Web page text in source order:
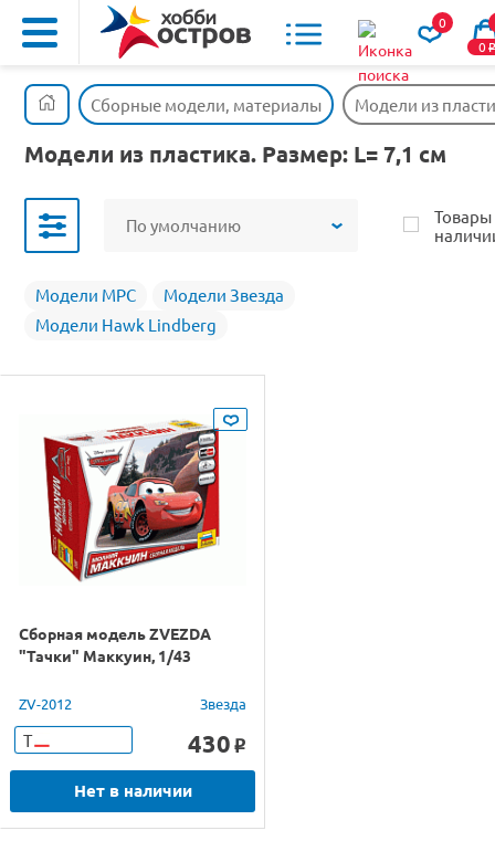
0
0o
Сборные модели, материалы Модели из
Модели из пластика. Размер: L= 7,1 см
По умолчанию
Товары
Модели MPC
Модели Звезда
Модели Hawk Lindberg
Сборная модель ZVEZDA
"Тачки" Маккуин, 1/43
ZV-2012 Звезда
Т 430 o
Нет в наличии